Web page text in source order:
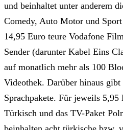
und beinhaltet unter anderem
Comedy, Auto Motor und
14,95 Euro teure Vodafone
Sender (darunter Kabel Eins
auf monatlich mehr als 100
Videothek. Darüber hinaus
Sprachpakete. Für jeweils 5,95
Türkisch und das TV-Paket